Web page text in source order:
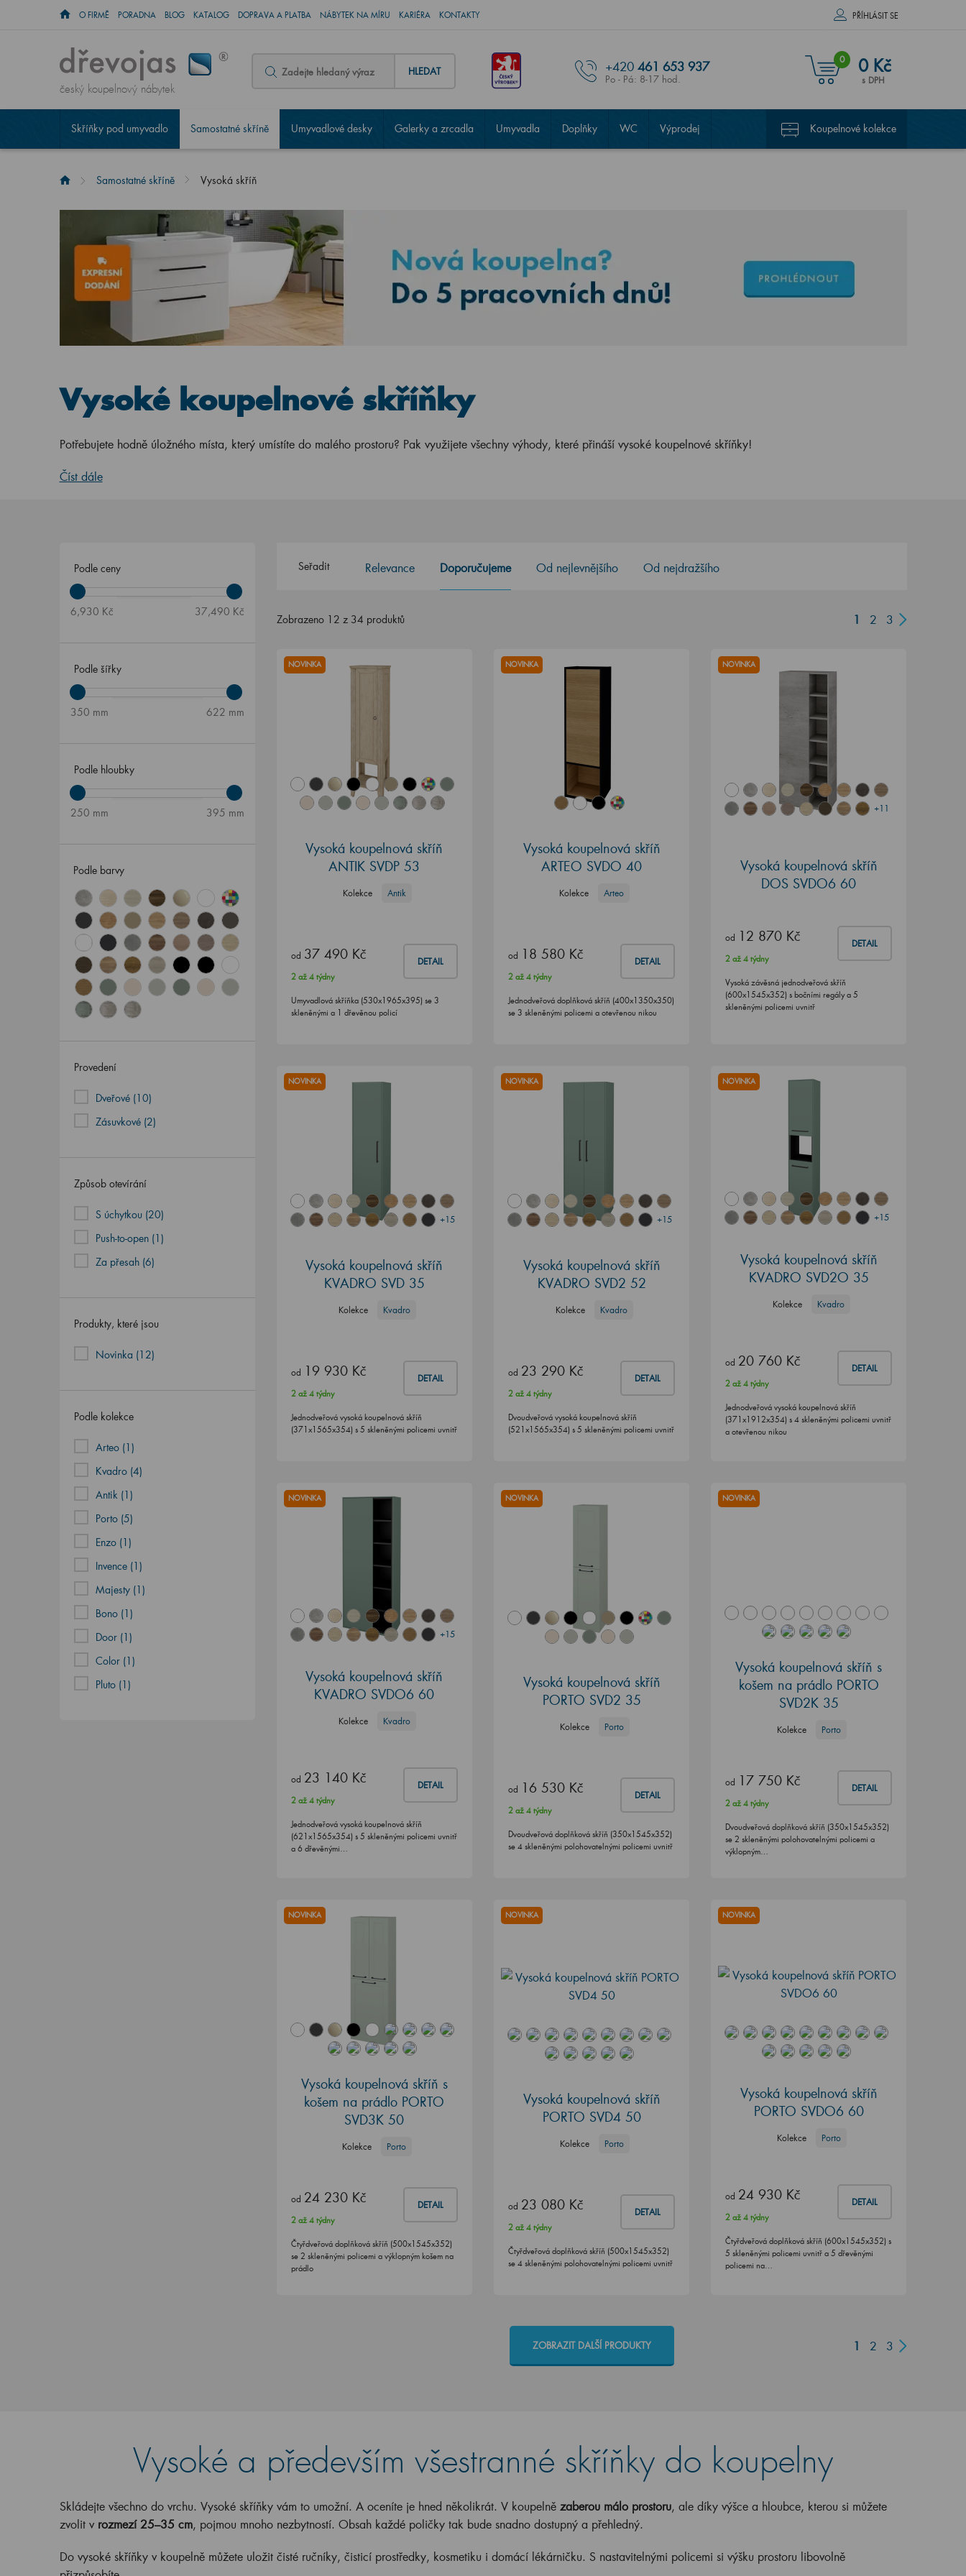
O FIRMĚ PORADNA BLOG KATALOG DOPRAVA A PLATBA NÁBYTEK NA MÍRU KARIÉRA KONTAKTY PŘÍHLÁSIT SE
český koupelnový nábytek
HLEDAT +420 461 653 937
Po - Pá: 8-17 hod.
0 0 Kč
s DPH
Skříňky pod umyvadlo Samostatné skříně Umyvadlové desky Galerky a zrcadla Umyvadla Doplňky WC Výprodej Koupelnové kolekce
Samostatné skříně Vysoká skříň
Vysoké koupelnové skříňky
Potřebujete hodně úložného místa, který umístíte do malého prostoru? Pak využijete všechny výhody, které přináší vysoké koupelnové skříňky!
Číst dále
Podle ceny
6,930 Kč 37,490 Kč
Podle šířky
350 mm 622 mm
Podle hloubky
250 mm 395 mm
Podle barvy
Provedení
Dveřové (10)
Zásuvkové (2)
Způsob otevírání
S úchytkou (20)
Push-to-open (1)
Za přesah (6)
Produkty, které jsou
Novinka (12)
Podle kolekce
Arteo (1)
Kvadro (4)
Antik (1)
Porto (5)
Enzo (1)
Invence (1)
Majesty (1)
Bono (1)
Door (1)
Color (1)
Pluto (1)
Seřadit Relevance Doporučujeme Od nejlevnějšího Od nejdražšího
Zobrazeno 12 z 34 produktů 1 2 3
NOVINKA
Vysoká koupelnová skříň
ANTIK SVDP 53
Kolekce Antik
od 37 490 Kč DETAIL
2 až 4 týdny
Umyvadlová skříňka (530x1965x395) se 3
skleněnými a 1 dřevěnou policí
NOVINKA
Vysoká koupelnová skříň
ARTEO SVDO 40
Kolekce Arteo
od 18 580 Kč DETAIL
2 až 4 týdny
Jednodveřová doplňková skříň (400x1350x350)
se 3 skleněnými policemi a otevřenou nikou
+11
NOVINKA
Vysoká koupelnová skříň
DOS SVDO6 60
od 12 870 Kč DETAIL
2 až 4 týdny
Vysoká závěsná jednodveřová skříň
(600x1545x352) s bočními regály a 5
skleněnými policemi uvnitř
+15
NOVINKA
Vysoká koupelnová skříň
KVADRO SVD 35
Kolekce Kvadro
od 19 930 Kč DETAIL
2 až 4 týdny
Jednodveřová vysoká koupelnová skříň
(371x1565x354) s 5 skleněnými policemi uvnitř
+15
NOVINKA
Vysoká koupelnová skříň
KVADRO SVD2 52
Kolekce Kvadro
od 23 290 Kč DETAIL
2 až 4 týdny
Dvoudveřová vysoká koupelnová skříň
(521x1565x354) s 5 skleněnými policemi uvnitř
+15
NOVINKA
Vysoká koupelnová skříň
KVADRO SVD2O 35
Kolekce Kvadro
od 20 760 Kč DETAIL
2 až 4 týdny
Jednodveřová vysoká koupelnová skříň
(371x1912x354) s 4 skleněnými policemi uvnitř
a otevřenou nikou
+15
NOVINKA
Vysoká koupelnová skříň
KVADRO SVDO6 60
Kolekce Kvadro
od 23 140 Kč DETAIL
2 až 4 týdny
Jednodveřová vysoká koupelnová skříň
(621x1565x354) s 5 skleněnými policemi uvnitř
a 6 dřevěnými…
NOVINKA
Vysoká koupelnová skříň
PORTO SVD2 35
Kolekce Porto
od 16 530 Kč DETAIL
2 až 4 týdny
Dvoudveřová doplňková skříň (350x1545x352)
se 4 skleněnými polohovatelnými policemi uvnitř
NOVINKA
Vysoká koupelnová skříň s
košem na prádlo PORTO
SVD2K 35
Kolekce Porto
od 17 750 Kč DETAIL
2 až 4 týdny
Dvoudveřová doplňková skříň (350x1545x352)
se 2 skleněnými polohovatelnými policemi a
výklopným…
NOVINKA
Vysoká koupelnová skříň s
košem na prádlo PORTO
SVD3K 50
Kolekce Porto
od 24 230 Kč DETAIL
2 až 4 týdny
Čtyřdveřová doplňková skříň (500x1545x352)
se 2 skleněnými policemi a výklopným košem na
prádlo
NOVINKA
Vysoká koupelnová skříň
PORTO SVD4 50
Kolekce Porto
od 23 080 Kč DETAIL
2 až 4 týdny
Čtyřdveřová doplňková skříň (500x1545x352)
se 4 skleněnými polohovatelnými policemi uvnitř
NOVINKA
Vysoká koupelnová skříň
PORTO SVDO6 60
Kolekce Porto
od 24 930 Kč DETAIL
2 až 4 týdny
Čtyřdveřová doplňková skříň (600x1545x352) s
5 skleněnými policemi uvnitř a 5 dřevěnými
policemi na…
ZOBRAZIT DALŠÍ PRODUKTY 1 2 3
Vysoké a především všestranné skříňky do koupelny
Skládejte všechno do vrchu. Vysoké skříňky vám to umožní. A oceníte je hned několikrát. V koupelně zaberou málo prostoru, ale díky výšce a hloubce, kterou si můžete
zvolit v rozmezí 25–35 cm, pojmou mnoho nezbytností. Obsah každé poličky tak bude snadno dostupný a přehledný.
Do vysoké skříňky v koupelně můžete uložit čisté ručníky, čisticí prostředky, kosmetiku i domácí lékárničku. S nastavitelnými policemi si výšku prostoru libovolně